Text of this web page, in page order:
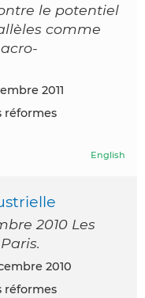
le potentiel
comme
2011
réformes
English
2010 Les
2010
réformes